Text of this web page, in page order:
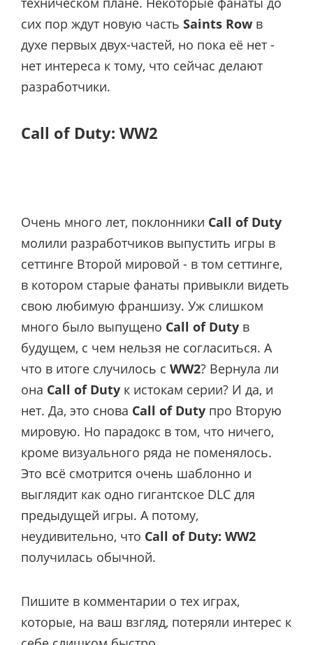
сих пор ждут новую часть Saints Row в
духе первых двух-частей, но пока её нет -
нет интереса к тому, что сейчас делают
разработчики.
Call of Duty: WW2
Очень много лет, поклонники Call of Duty
молили разработчиков выпустить игры в
сеттинге Второй мировой - в том сеттинге,
в котором старые фанаты привыкли видеть
свою любимую франшизу. Уж слишком
много было выпущено Call of Duty в
будущем, с чем нельзя не согласиться. А
что в итоге случилось с WW2? Вернула ли
она Call of Duty к истокам серии? И да, и
нет. Да, это снова Call of Duty про Вторую
мировую. Но парадокс в том, что ничего,
кроме визуального ряда не поменялось.
Это всё смотрится очень шаблонно и
выглядит как одно гигантское DLC для
предыдущей игры. А потому,
неудивительно, что Call of Duty: WW2
получилась обычной.
Пишите в комментарии о тех играх,
которые, на ваш взгляд, потеряли интерес к